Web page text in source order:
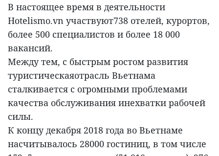
В настоящее время в деятельности
Hotelismo.vn участвуют738 отелей, курортов,
более 500 специалистов и более 18 000
вакансий.
Между тем, с быстрым ростом развития
туристическаяотрасль Вьетнама
сталкивается с огромными проблемами
качества обслуживания инехватки рабочей
силы.
К концу декабря 2018 года во Вьетнаме
насчитывалось 28000 гостиниц, в том числе